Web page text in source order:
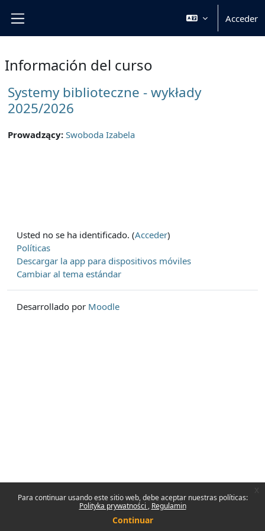
Para continuar usando este sitio web, debe aceptar nuestras políticas:
Polityka prywatności
Regulamin
Continuar
Acceder
Información del curso
Systemy biblioteczne - wykłady
2025/2026
Prowadzący: Swoboda Izabela
Usted no se ha identificado. (Acceder)
Políticas
Descargar la app para dispositivos móviles
Cambiar al tema estándar
Desarrollado por Moodle